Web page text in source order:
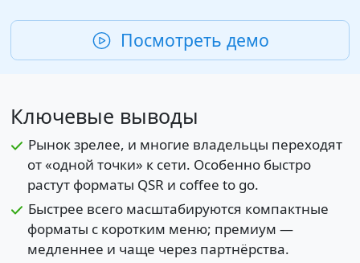
Посмотреть демо
Ключевые выводы
Рынок зрелее, и многие владельцы переходят
от «одной точки» к сети. Особенно быстро
растут форматы QSR и coffee to go.
Быстрее всего масштабируются компактные
форматы с коротким меню; премиум —
медленнее и чаще через партнёрства.